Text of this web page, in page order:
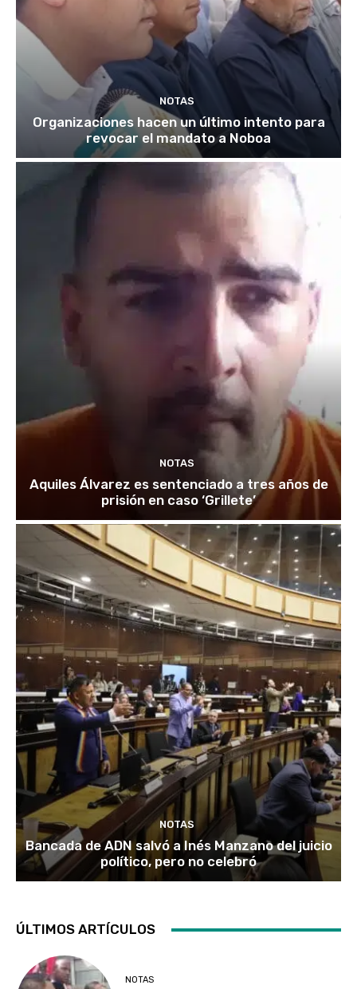
NOTAS
Organizaciones hacen un último intento para
revocar el mandato a Noboa
NOTAS
Aquiles Álvarez es sentenciado a tres años de
prisión en caso ‘Grillete’
NOTAS
Bancada de ADN salvó a Inés Manzano del juicio
político, pero no celebró
ÚLTIMOS ARTÍCULOS
NOTAS